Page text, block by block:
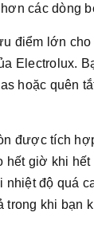
các dòng
điểm lớn cho
Electrolux.
hoặc quên
được tích
hết giờ khi
nhiệt độ quá
trong khi bạn